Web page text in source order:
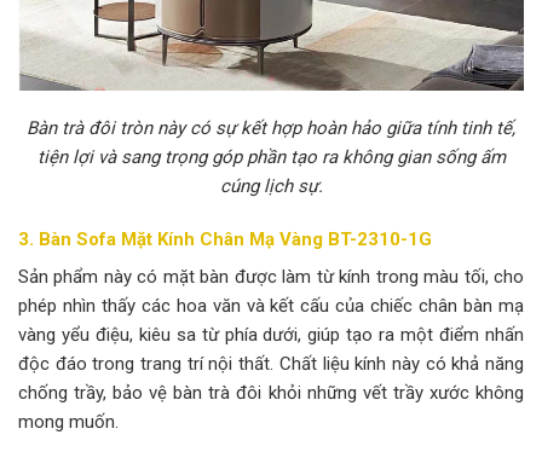
Bàn trà đôi tròn này có sự kết hợp hoàn hảo giữa tính tinh tế,
tiện lợi và sang trọng góp phần tạo ra không gian sống ấm
cúng lịch sự.
3. Bàn Sofa Mặt Kính Chân Mạ Vàng BT-2310-1G
Sản phẩm này có mặt bàn được làm từ kính trong màu tối, cho
phép nhìn thấy các hoa văn và kết cấu của chiếc chân bàn mạ
vàng yểu điệu, kiêu sa từ phía dưới, giúp tạo ra một điểm nhấn
độc đáo trong trang trí nội thất. Chất liệu kính này có khả năng
chống trầy, bảo vệ bàn trà đôi khỏi những vết trầy xước không
mong muốn.